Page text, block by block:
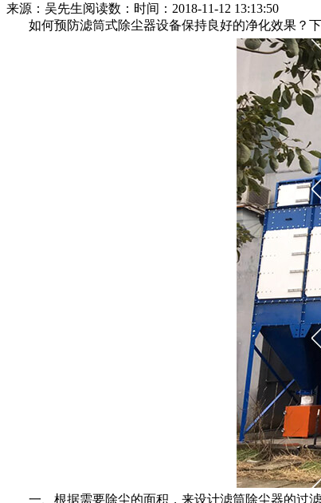
来源：吴先生阅读数： 时间：2018-11-12 13:13:50
如何预防滤筒式除尘器设备保持良好的净化效果？下
一、根据需要除尘的面积，来设计滤筒除尘器的过滤